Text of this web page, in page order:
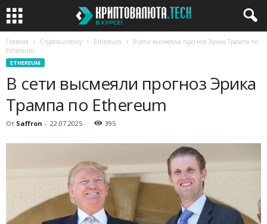
Главная Cryptocurrency Ethereum
В сети высмеяли прогноз Эрика Трампа по
Ethereum
ETHEREUM
В сети высмеяли прогноз Эрика
Трампа по Ethereum
От Saffron - 22.07.2025 395